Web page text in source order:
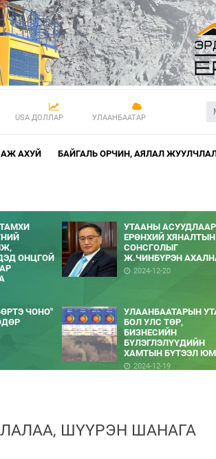
USA ДОЛЛАР УЛААНБААТАР
АХУЙ БАЙГАЛЬ ОРЧИН, АЯЛАЛ
ОНЦГОЙ
УТААНЫ АСУУДЛААР
ЕРӨНХИЙ ХЯНАЛТЫН
СОНСГОЛЫГ
Ж.ЧИНБҮРЭН
2024-12-20
ЧОНО"
УЛААНБААТАРЫН
БОЛ УЛС ТӨР,
БИЗНЕСИЙН
БҮЛЭГЛЭЛҮҮДИЙН
ХАМТЫН БҮТЭЭЛ ЮМ
2024-12-19
ШҮҮРЭН ШАНАГА